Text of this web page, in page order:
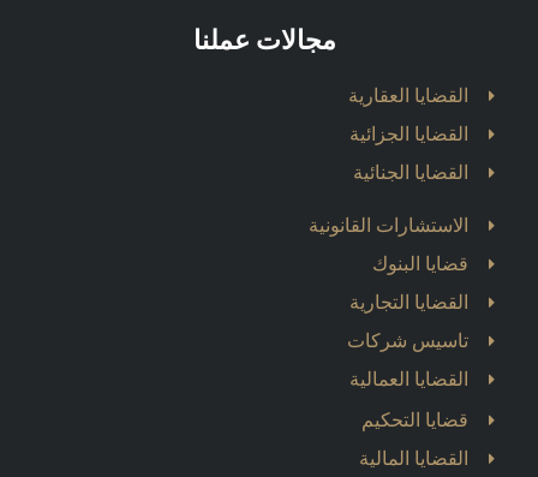
مجالات عملنا
القضايا العقارية
القضايا الجزائية
القضايا الجنائية
الاستشارات القانونية
قضايا البنوك
القضايا التجارية
تاسيس شركات
القضايا العمالية
قضايا التحكيم
القضايا المالية